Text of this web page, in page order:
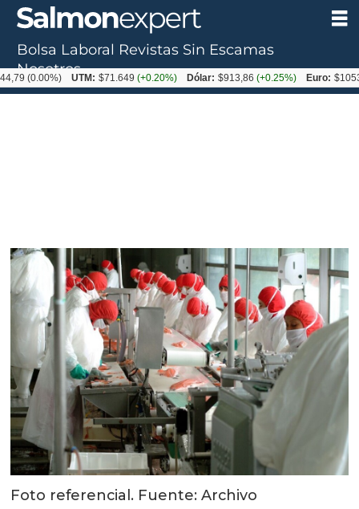
Foto referencial. Fuente: Archivo
Bolsa Laboral Revistas Sin Escamas
Nosotros
UTM: $71.649 (+0.20%) Dólar: $913,86 (+0.25%) Euro: $1053,08(-